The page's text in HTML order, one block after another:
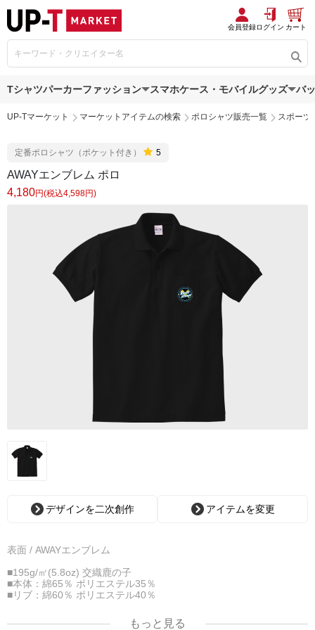
会員登録ログイン カート
Tシャツパーカーファッション スマホケース・モバイルグッズ バ
UP-Tマーケット マーケットアイテムの検索 ポロシャツ販売一覧 スポーツ
定番ポロシャツ（ポケット付き） 5
AWAYエンブレム ポロ
4,180円(税込4,598円)
デザインを二次創作 アイテムを変更
表面 / AWAYエンブレム
■195g/㎡(5.8oz) 交織鹿の子
■本体：綿65％ ポリエステル35％
■リブ：綿60％ ポリエステル40％
もっと見る